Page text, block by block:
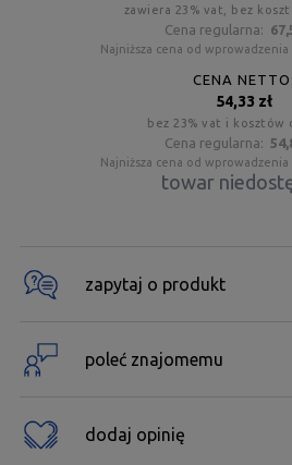
zawiera 23% vat, bez
Cena regularna:
Najniższa cena od
CENA NETTO:
54,33 zł
bez 23% vat i kosztów
Cena regularna:
Najniższa cena od
towar
zapytaj o produkt
poleć znajomemu
dodaj opinię